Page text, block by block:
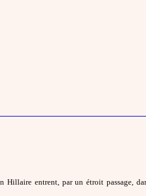
Hillaire entrent, par un étroit passage,